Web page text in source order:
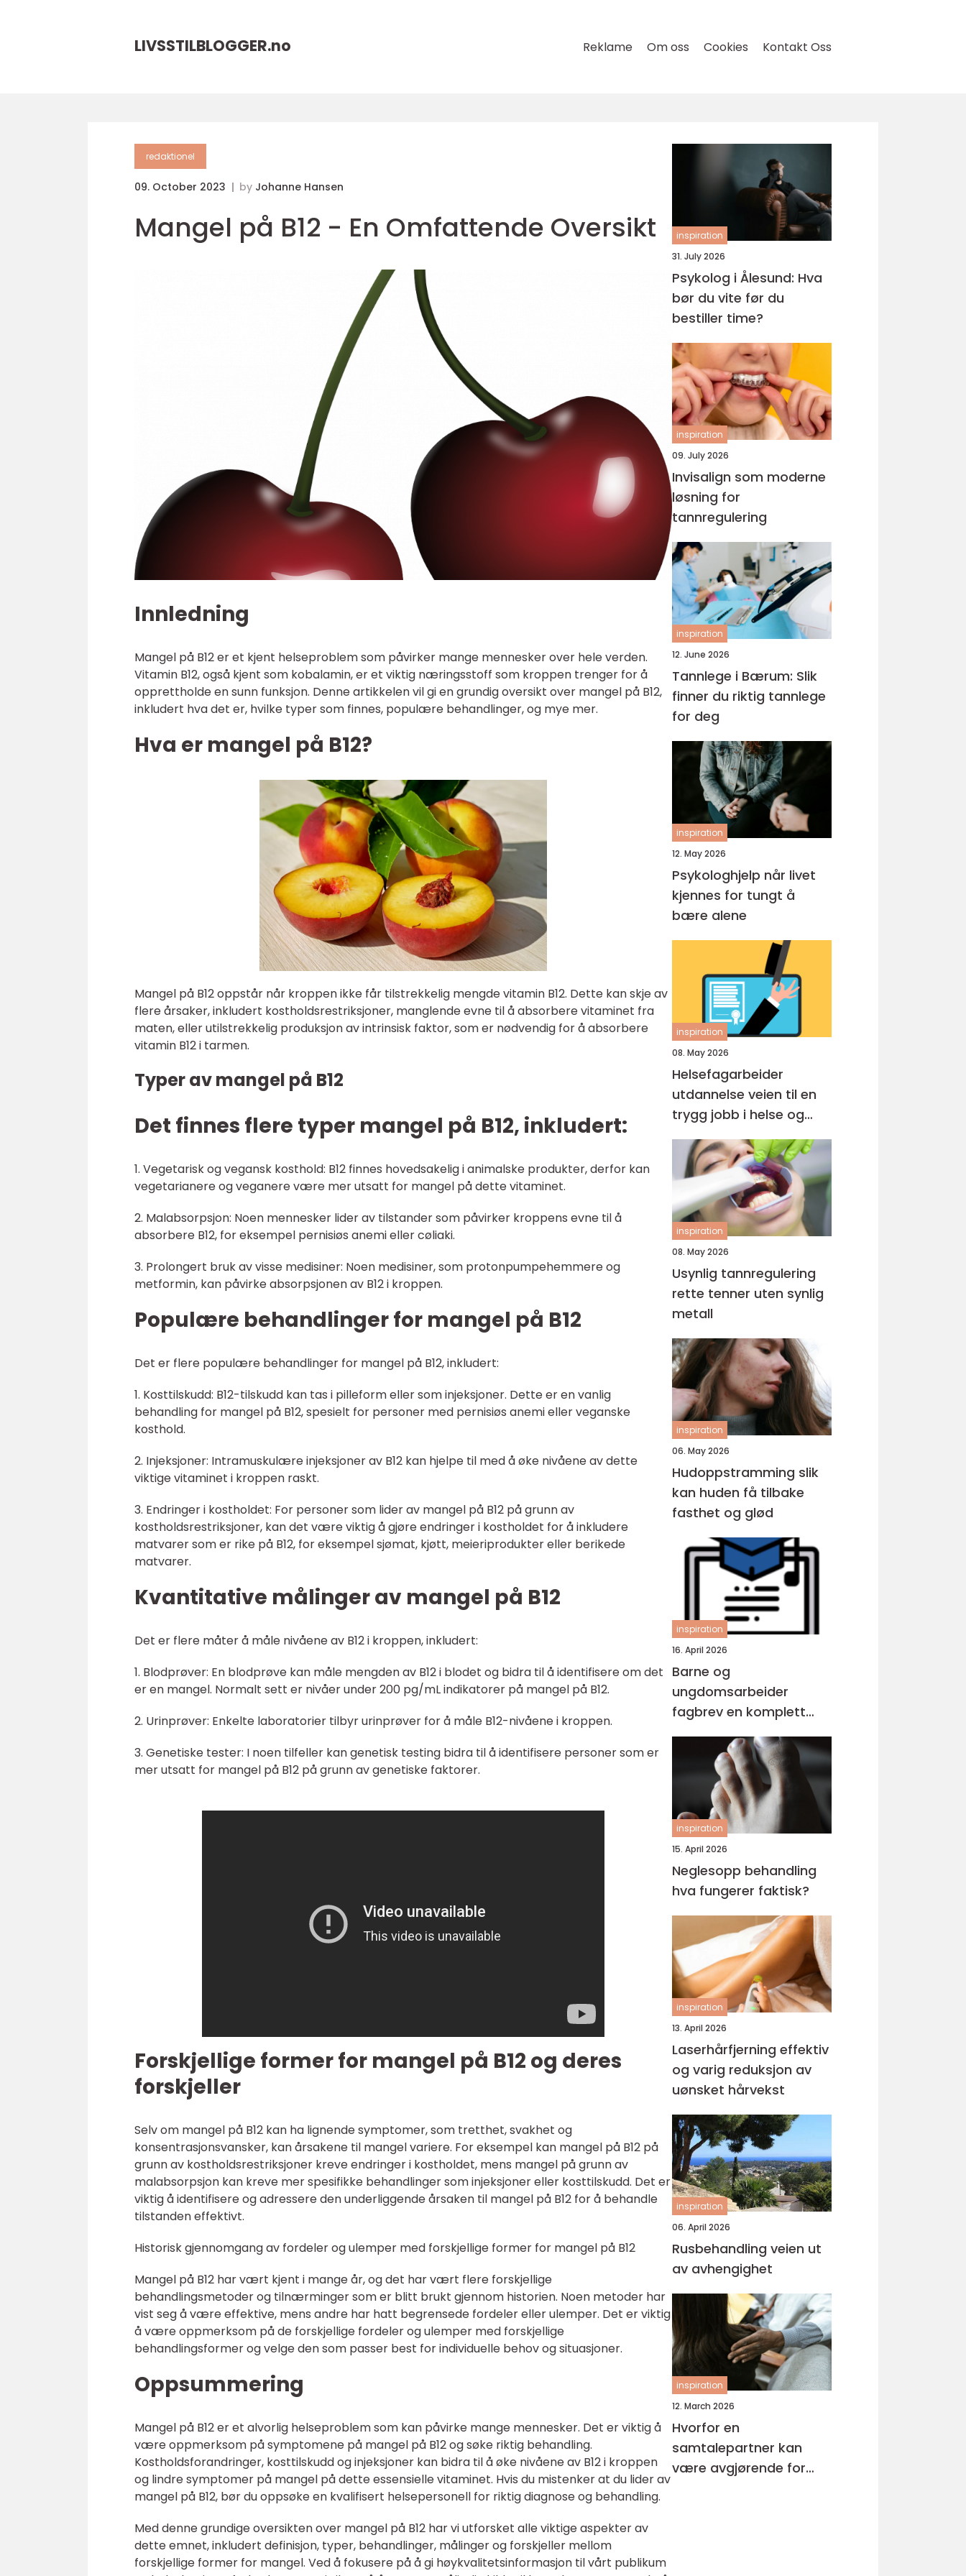
LIVSSTILBLOGGER.no Reklame Om oss Cookies Kontakt Oss
redaktionel
09. October 2023 by Johanne Hansen
Mangel på B12 - En Omfattende Oversikt
Innledning
Mangel på B12 er et kjent helseproblem som påvirker mange mennesker over hele verden.
Vitamin B12, også kjent som kobalamin, er et viktig næringsstoff som kroppen trenger for å
opprettholde en sunn funksjon. Denne artikkelen vil gi en grundig oversikt over mangel på B12,
inkludert hva det er, hvilke typer som finnes, populære behandlinger, og mye mer.
Hva er mangel på B12?
Mangel på B12 oppstår når kroppen ikke får tilstrekkelig mengde vitamin B12. Dette kan skje av
flere årsaker, inkludert kostholdsrestriksjoner, manglende evne til å absorbere vitaminet fra
maten, eller utilstrekkelig produksjon av intrinsisk faktor, som er nødvendig for å absorbere
vitamin B12 i tarmen.
Typer av mangel på B12
Det finnes flere typer mangel på B12, inkludert:
1. Vegetarisk og vegansk kosthold: B12 finnes hovedsakelig i animalske produkter, derfor kan
vegetarianere og veganere være mer utsatt for mangel på dette vitaminet.
2. Malabsorpsjon: Noen mennesker lider av tilstander som påvirker kroppens evne til å
absorbere B12, for eksempel pernisiøs anemi eller cøliaki.
3. Prolongert bruk av visse medisiner: Noen medisiner, som protonpumpehemmere og
metformin, kan påvirke absorpsjonen av B12 i kroppen.
Populære behandlinger for mangel på B12
Det er flere populære behandlinger for mangel på B12, inkludert:
1. Kosttilskudd: B12-tilskudd kan tas i pilleform eller som injeksjoner. Dette er en vanlig
behandling for mangel på B12, spesielt for personer med pernisiøs anemi eller veganske
kosthold.
2. Injeksjoner: Intramuskulære injeksjoner av B12 kan hjelpe til med å øke nivåene av dette
viktige vitaminet i kroppen raskt.
3. Endringer i kostholdet: For personer som lider av mangel på B12 på grunn av
kostholdsrestriksjoner, kan det være viktig å gjøre endringer i kostholdet for å inkludere
matvarer som er rike på B12, for eksempel sjømat, kjøtt, meieriprodukter eller berikede
matvarer.
Kvantitative målinger av mangel på B12
Det er flere måter å måle nivåene av B12 i kroppen, inkludert:
1. Blodprøver: En blodprøve kan måle mengden av B12 i blodet og bidra til å identifisere om det
er en mangel. Normalt sett er nivåer under 200 pg/mL indikatorer på mangel på B12.
2. Urinprøver: Enkelte laboratorier tilbyr urinprøver for å måle B12-nivåene i kroppen.
3. Genetiske tester: I noen tilfeller kan genetisk testing bidra til å identifisere personer som er
mer utsatt for mangel på B12 på grunn av genetiske faktorer.
Forskjellige former for mangel på B12 og deres
forskjeller
Selv om mangel på B12 kan ha lignende symptomer, som tretthet, svakhet og
konsentrasjonsvansker, kan årsakene til mangel variere. For eksempel kan mangel på B12 på
grunn av kostholdsrestriksjoner kreve endringer i kostholdet, mens mangel på grunn av
malabsorpsjon kan kreve mer spesifikke behandlinger som injeksjoner eller kosttilskudd. Det er
viktig å identifisere og adressere den underliggende årsaken til mangel på B12 for å behandle
tilstanden effektivt.
Historisk gjennomgang av fordeler og ulemper med forskjellige former for mangel på B12
Mangel på B12 har vært kjent i mange år, og det har vært flere forskjellige
behandlingsmetoder og tilnærminger som er blitt brukt gjennom historien. Noen metoder har
vist seg å være effektive, mens andre har hatt begrensede fordeler eller ulemper. Det er viktig
å være oppmerksom på de forskjellige fordeler og ulemper med forskjellige
behandlingsformer og velge den som passer best for individuelle behov og situasjoner.
Oppsummering
Mangel på B12 er et alvorlig helseproblem som kan påvirke mange mennesker. Det er viktig å
være oppmerksom på symptomene på mangel på B12 og søke riktig behandling.
Kostholdsforandringer, kosttilskudd og injeksjoner kan bidra til å øke nivåene av B12 i kroppen
og lindre symptomer på mangel på dette essensielle vitaminet. Hvis du mistenker at du lider av
mangel på B12, bør du oppsøke en kvalifisert helsepersonell for riktig diagnose og behandling.
Med denne grundige oversikten over mangel på B12 har vi utforsket alle viktige aspekter av
dette emnet, inkludert definisjon, typer, behandlinger, målinger og forskjeller mellom
forskjellige former for mangel. Ved å fokusere på å gi høykvalitetsinformasjon til vårt publikum
inspiration
31. July 2026
Psykolog i Ålesund: Hva
bør du vite før du
bestiller time?
inspiration
09. July 2026
Invisalign som moderne
løsning for
tannregulering
inspiration
12. June 2026
Tannlege i Bærum: Slik
finner du riktig tannlege
for deg
inspiration
12. May 2026
Psykologhjelp når livet
kjennes for tungt å
bære alene
inspiration
08. May 2026
Helsefagarbeider
utdannelse veien til en
trygg jobb i helse og
omsorg
inspiration
08. May 2026
Usynlig tannregulering
rette tenner uten synlig
metall
inspiration
06. May 2026
Hudoppstramming slik
kan huden få tilbake
fasthet og glød
inspiration
16. April 2026
Barne og
ungdomsarbeider
fagbrev en komplett
guide for voksne
inspiration
15. April 2026
Neglesopp behandling
hva fungerer faktisk?
inspiration
13. April 2026
Laserhårfjerning effektiv
og varig reduksjon av
uønsket hårvekst
inspiration
06. April 2026
Rusbehandling veien ut
av avhengighet
inspiration
12. March 2026
Hvorfor en
samtalepartner kan
være avgjørende for